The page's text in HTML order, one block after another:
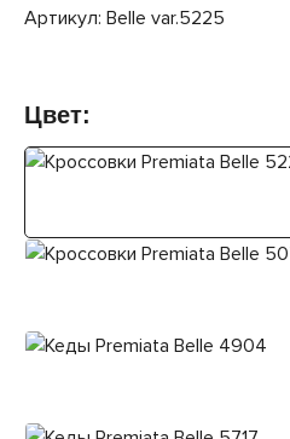
Артикул: Belle var.5225
Цвет: